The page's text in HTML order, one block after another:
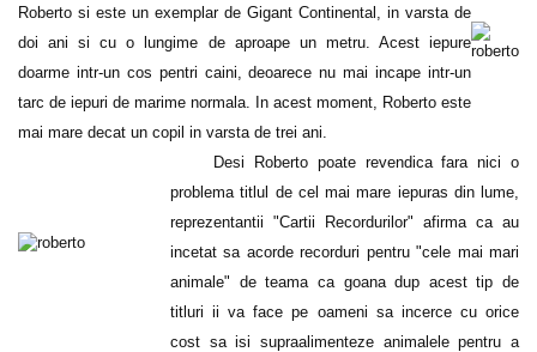
Roberto si este un exemplar de Gigant Continental, in varsta de
doi ani si cu o lungime de aproape un metru. Acest iepure
doarme intr-un cos pentri caini, deoarece nu mai incape intr-un
tarc de iepuri de marime normala. In acest moment, Roberto este
mai mare decat un copil in varsta de trei ani.
Desi Roberto poate revendica fara nici o
problema titlul de cel mai mare iepuras din lume,
reprezentantii "Cartii Recordurilor" afirma ca au
incetat sa acorde recorduri pentru "cele mai mari
animale" de teama ca goana dup acest tip de
titluri ii va face pe oameni sa incerce cu orice
cost sa isi supraalimenteze animalele pentru a